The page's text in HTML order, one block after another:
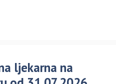
ljekarna na